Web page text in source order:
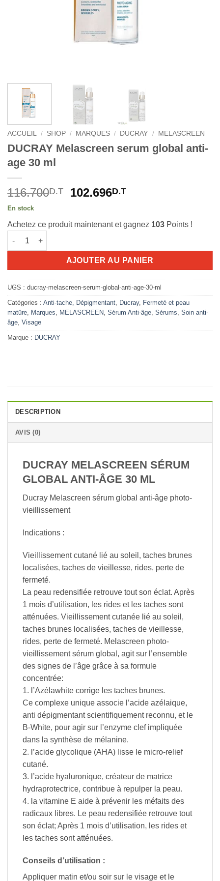
ACCUEIL / SHOP / MARQUES / DUCRAY / MELASCREEN
DUCRAY Melascreen serum global anti-
age 30 ml
116.700D.T
Le
était :
102.696D.TLe
est :
En stock
Achetez ce produit maintenant et gagnez 103 Points !
quantité de DUCRAY Melascreen serum global anti-age 30 ml
AJOUTER AU PANIER
UGS : ducray-melascreen-serum-global-anti-age-30-ml
Catégories : Anti-tache, Dépigmentant, Ducray, Fermeté et peau
matûre, Marques, MELASCREEN, Sérum Anti-âge, Sérums, Soin anti-
âge, Visage
Marque : DUCRAY
DESCRIPTION
AVIS (0)
DUCRAY MELASCREEN SÉRUM
GLOBAL ANTI-ÂGE 30 ML
Ducray Melascreen sérum global anti-âge photo-
vieillissement
Indications :
Vieillissement cutané lié au soleil, taches brunes
localisées, taches de vieillesse, rides, perte de
fermeté.
La peau redensifiée retrouve tout son éclat. Après
1 mois d’utilisation, les rides et les taches sont
atténuées. Vieillissement cutanée lié au soleil,
taches brunes localisées, taches de vieillesse,
rides, perte de fermeté. Melascreen photo-
vieillissement sérum global, agit sur l’ensemble
des signes de l’âge grâce à sa formule
concentrée:
1. l’Azélawhite corrige les taches brunes.
Ce complexe unique associe l’acide azélaique,
anti dépigmentant scientifiquement reconnu, et le
B-White, pour agir sur l’enzyme clef impliquée
dans la synthèse de mélanine.
2. l’acide glycolique (AHA) lisse le micro-relief
cutané.
3. l’acide hyaluronique, créateur de matrice
hydraprotectrice, contribue à repulper la peau.
4. la vitamine E aide à prévenir les méfaits des
radicaux libres. Le peau redensifiée retrouve tout
son éclat; Après 1 mois d’utilisation, les rides et
les taches sont atténuées.
Conseils d’utilisation :
Appliquer matin et/ou soir sur le visage et le